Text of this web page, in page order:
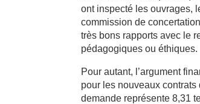
ont inspecté les ouvrages,
commission de
très bons rapports avec le
pédagogiques ou éthiques.
Pour autant, l’argument
pour les nouveaux
demande représente 8,31